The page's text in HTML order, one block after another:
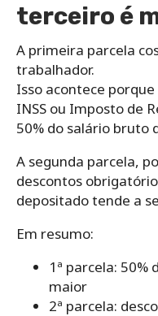
terceiro é
A primeira parcela
trabalhador.
Isso acontece
INSS ou Imposto de
50% do salário bruto
A segunda parcela,
descontos
depositado tende a
Em resumo:
1ª parcela:
maior
2ª parcela: